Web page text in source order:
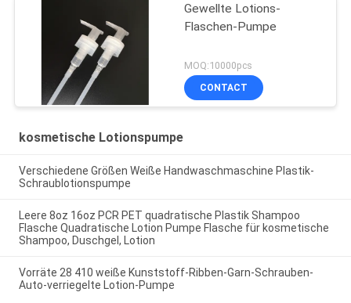
Gewellte Lotions-
Flaschen-Pumpe
MOQ:10000pcs
CONTACT
kosmetische Lotionspumpe
Verschiedene Größen Weiße Handwaschmaschine Plastik-
Schraublotionspumpe
Leere 8oz 16oz PCR PET quadratische Plastik Shampoo
Flasche Quadratische Lotion Pumpe Flasche für kosmetische
Shampoo, Duschgel, Lotion
Vorräte 28 410 weiße Kunststoff-Ribben-Garn-Schrauben-
Auto-verriegelte Lotion-Pumpe